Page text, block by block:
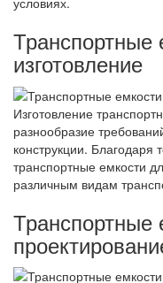
Транспортные
изготовление
Изготовление
разнообразие
конструкции. Благодаря
транспортные емкости
различным видам
Транспортные